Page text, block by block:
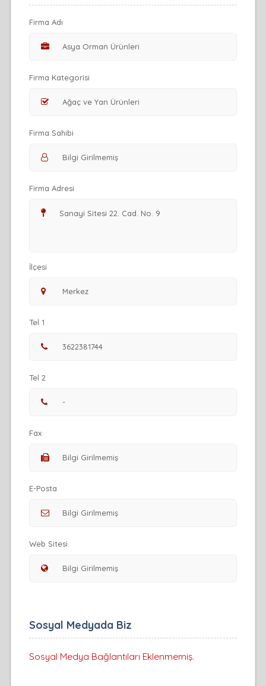
Firma Adı
Firma Kategorisi
Firma Sahibi
Firma Adresi
İlçesi
Tel 1
Tel 2
Fax
E-Posta
Web Sitesi
Sosyal Medyada Biz
Sosyal Medya Bağlantıları Eklenmemiş.